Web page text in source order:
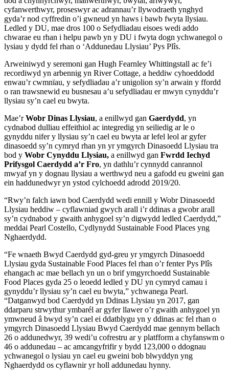
cyfanwerthwyr, proseswyr ac adrannau’r llywodraeth ynghyd
gyda’r nod cyffredin o’i gwneud yn haws i bawb fwyta llysiau.
Ledled y DU, mae dros 100 o Sefydliadau eisoes wedi addo
chwarae eu rhan i helpu pawb yn y DU i fwyta dogn ychwanegol o
lysiau y dydd fel rhan o ‘Addunedau Llysiau’ Pys Plîs.
Arweiniwyd y seremoni gan Hugh Fearnley Whittingstall ac fe’i
recordiwyd yn arbennig yn River Cottage, a heddiw cyhoeddodd
enwau’r cwmnïau, y sefydliadau a’r unigolion sy’n arwain y ffordd
o ran trawsnewid eu busnesau a’u sefydliadau er mwyn cynyddu’r
llysiau sy’n cael eu bwyta.
Mae’rWobr Dinas Llysiau, a enillwyd gan Gaerdydd, yn
cydnabod dulliau effeithiol ac integredig yn seiliedig ar le o
gynyddu nifer y llysiau sy’n cael eu bwyta ar lefel leol ar gyfer
dinasoedd sy’n cymryd rhan yn yr ymgyrch Dinasoedd Llysiau tra
bod y Wobr Cynyddu Llysiau, a enillwyd gan Fwrdd Iechyd
Prifysgol Caerdydd a’r Fro, yn dathlu’r cynnydd canrannol
mwyaf yn y dognau llysiau a werthwyd neu a gafodd eu gweini gan
ein haddunedwyr yn ystod cylchoedd adrodd 2019/20.
“Rwy’n falch iawn bod Caerdydd wedi ennill y Wobr Dinasoedd
Llysiau heddiw – cyflawniad gwych arall i’r ddinas a gwobr arall
sy’n cydnabod y gwaith anhygoel sy’n digwydd ledled Caerdydd,”
meddai Pearl Costello, Cydlynydd Sustainable Food Places yng
Nghaerdydd.
“Fe wnaeth Bwyd Caerdydd gyd-greu yr ymgyrch Dinasoedd
Llysiau gyda Sustainable Food Places fel rhan o’r fenter Pys Plîs
ehangach ac mae bellach yn un o brif ymgyrchoedd Sustainable
Food Places gyda 25 o leoedd ledled y DU yn cymryd camau i
gynyddu’r llysiau sy’n cael eu bwyta,” ychwanega Pearl.
“Datganwyd bod Caerdydd yn Ddinas Llysiau yn 2017, gan
ddarparu strwythur ymbarél ar gyfer llawer o’r gwaith anhygoel yn
ymwneud â bwyd sy’n cael ei ddatblygu yn y ddinas ac fel rhan o
ymgyrch Dinasoedd Llysiau Bwyd Caerdydd mae gennym bellach
26 o addunedwyr, 39 wedi’u cofrestru ar y platfform a chyfanswm o
46 o addunedau – ac amcangyfrifir y bydd 123,000 o ddognau
ychwanegol o lysiau yn cael eu gweini bob blwyddyn yng
Nghaerdydd os cyflawnir yr holl addunedau hynny.